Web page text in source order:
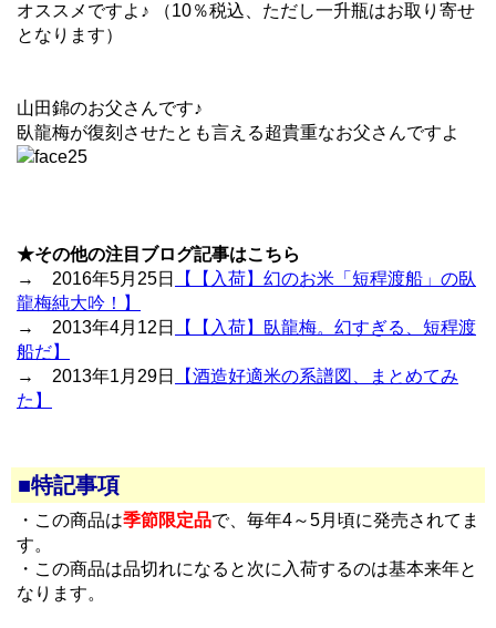
オススメですよ♪ （10％税込、ただし一升瓶はお取り寄せ
となります）
山田錦のお父さんです♪
臥龍梅が復刻させたとも言える超貴重なお父さんですよ
★その他の注目ブログ記事はこちら
→ 2016年5月25日
【【入荷】幻のお米「短稈渡船」の臥
龍梅純大吟！】
→ 2013年4月12日
【【入荷】臥龍梅。幻すぎる、短稈渡
船だ】
→ 2013年1月29日
【酒造好適米の系譜図、まとめてみ
た】
■特記事項
・この商品は季節限定品で、毎年4～5月頃に発売されてま
す。
・この商品は品切れになると次に入荷するのは基本来年と
なります。